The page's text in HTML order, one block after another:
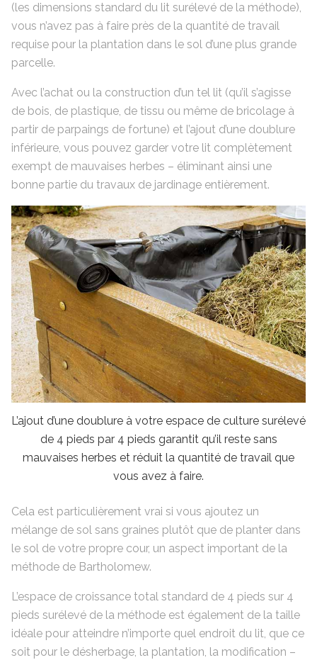
(les dimensions standard du lit surélevé de la méthode),
vous n’avez pas à faire près de la quantité de travail
requise pour la plantation dans le sol d’une plus grande
parcelle.
Avec l’achat ou la construction d’un tel lit (qu’il s’agisse
de bois, de plastique, de tissu ou même de bricolage à
partir de parpaings de fortune) et l’ajout d’une doublure
inférieure, vous pouvez garder votre lit complètement
exempt de mauvaises herbes – éliminant ainsi une
bonne partie du travaux de jardinage entièrement.
L’ajout d’une doublure à votre espace de culture surélevé
de 4 pieds par 4 pieds garantit qu’il reste sans
mauvaises herbes et réduit la quantité de travail que
vous avez à faire.
Cela est particulièrement vrai si vous ajoutez un
mélange de sol sans graines plutôt que de planter dans
le sol de votre propre cour, un aspect important de la
méthode de Bartholomew.
L’espace de croissance total standard de 4 pieds sur 4
pieds surélevé de la méthode est également de la taille
idéale pour atteindre n’importe quel endroit du lit, que ce
soit pour le désherbage, la plantation, la modification –